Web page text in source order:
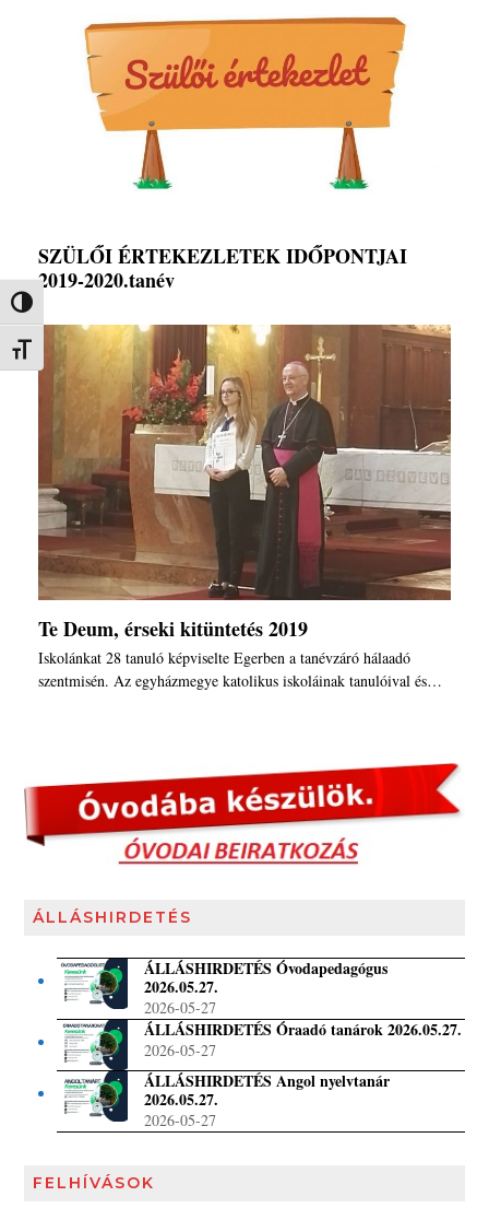
Nagy kontraszt váltása
Betűméret váltása
SZÜLŐI ÉRTEKEZLETEK IDŐPONTJAI
2019-2020.tanév
Te Deum, érseki kitüntetés 2019
Iskolánkat 28 tanuló képviselte Egerben a tanévzáró hálaadó
szentmisén. Az egyházmegye katolikus iskoláinak tanulóival és…
ÁLLÁSHIRDETÉS
ÁLLÁSHIRDETÉS Óvodapedagógus
2026.05.27.
2026-05-27
ÁLLÁSHIRDETÉS Óraadó tanárok 2026.05.27.
2026-05-27
ÁLLÁSHIRDETÉS Angol nyelvtanár
2026.05.27.
2026-05-27
FELHÍVÁSOK